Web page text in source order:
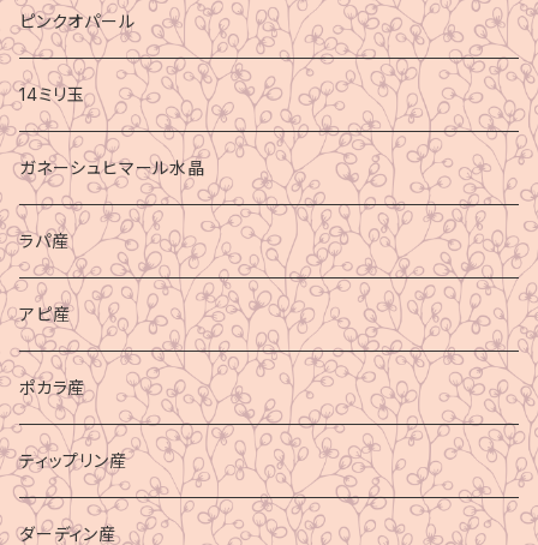
ピンクオパール
14ミリ玉
ガネーシュヒマール水晶
ラパ産
アピ産
ポカラ産
ティップリン産
ダーディン産